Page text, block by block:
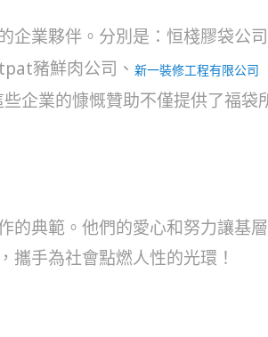
業夥伴。分別是：恒棧膠袋公
豬鮮肉公司、 新一裝修工程有限公司
企業的慷慨贊助不僅提供了福
的典範。他們的愛心和努力讓基
攜手為社會點燃人性的光環！